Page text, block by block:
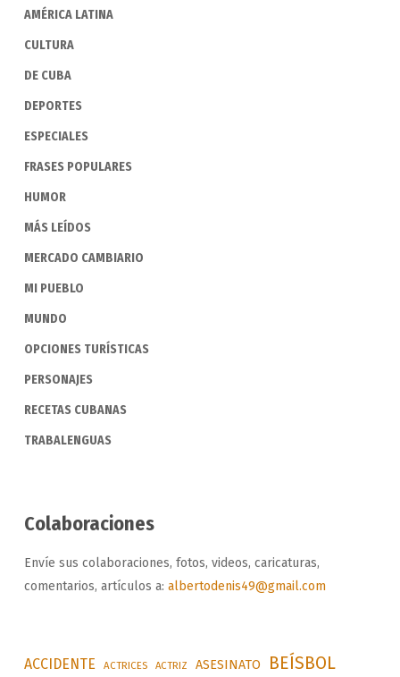
AMÉRICA LATINA
CULTURA
DE CUBA
DEPORTES
ESPECIALES
FRASES POPULARES
HUMOR
MÁS LEÍDOS
MERCADO CAMBIARIO
MI PUEBLO
MUNDO
OPCIONES TURÍSTICAS
PERSONAJES
RECETAS CUBANAS
TRABALENGUAS
Colaboraciones
Envíe sus colaboraciones, fotos, videos, caricaturas,
comentarios, artículos a: albertodenis49@gmail.com
ACCIDENTE ACTRICES ACTRIZ ASESINATO BEÍSBOL